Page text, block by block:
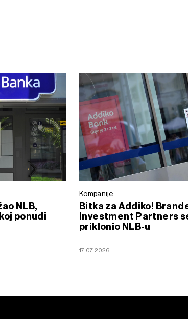
NLB,
ponudi
Kompanije
Bitka za Addiko!
Investment Partners
priklonio NLB-u
17.07.2026